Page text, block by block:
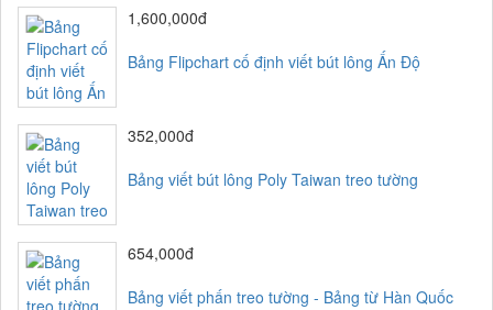
1,600,000đ
Bảng Flipchart cố định viết bút lông Ấn Độ
352,000đ
Bảng viết bút lông Poly Taiwan treo tường
654,000đ
Bảng viết phấn treo tường - Bảng từ Hàn Quốc